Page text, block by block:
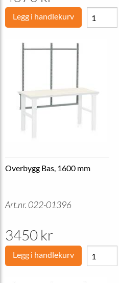
Legg i handlekurv
Overbygg Bas, 1600 mm
Art.nr. 022-01396
3450 kr
Legg i handlekurv